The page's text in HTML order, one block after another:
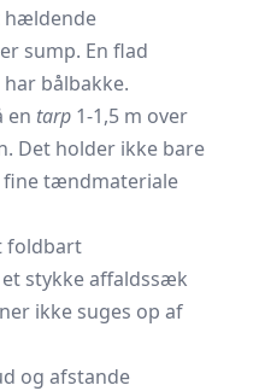
hældende
sump. En flad
bålbakke.
en tarp 1-1,5 m over
Det holder ikke bare
tændmateriale
foldbart
stykke affaldssæk
ikke suges op af
og afstande